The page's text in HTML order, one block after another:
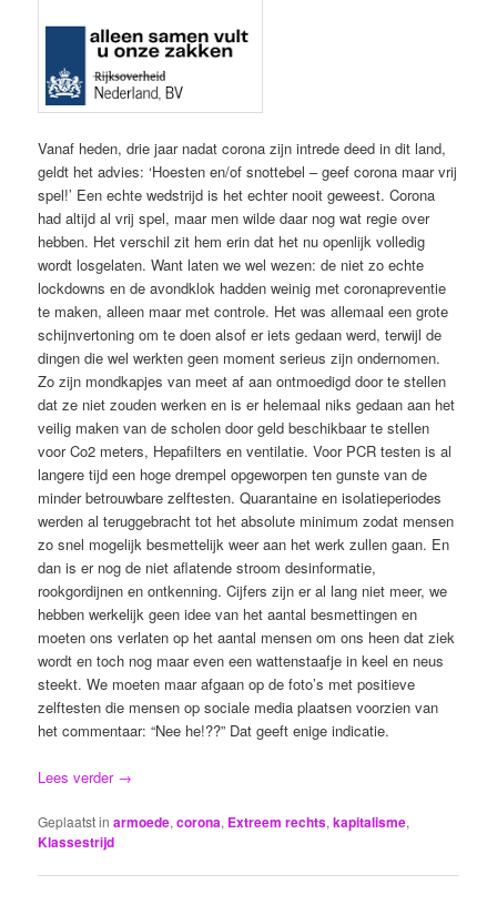
Vanaf heden, drie jaar nadat corona zijn intrede deed in dit land,
geldt het advies: ‘Hoesten en/of snottebel – geef corona maar vrij
spel!’ Een echte wedstrijd is het echter nooit geweest. Corona
had altijd al vrij spel, maar men wilde daar nog wat regie over
hebben. Het verschil zit hem erin dat het nu openlijk volledig
wordt losgelaten. Want laten we wel wezen: de niet zo echte
lockdowns en de avondklok hadden weinig met coronapreventie
te maken, alleen maar met controle. Het was allemaal een grote
schijnvertoning om te doen alsof er iets gedaan werd, terwijl de
dingen die wel werkten geen moment serieus zijn ondernomen.
Zo zijn mondkapjes van meet af aan ontmoedigd door te stellen
dat ze niet zouden werken en is er helemaal niks gedaan aan het
veilig maken van de scholen door geld beschikbaar te stellen
voor Co2 meters, Hepafilters en ventilatie. Voor PCR testen is al
langere tijd een hoge drempel opgeworpen ten gunste van de
minder betrouwbare zelftesten. Quarantaine en isolatieperiodes
werden al teruggebracht tot het absolute minimum zodat mensen
zo snel mogelijk besmettelijk weer aan het werk zullen gaan. En
dan is er nog de niet aflatende stroom desinformatie,
rookgordijnen en ontkenning. Cijfers zijn er al lang niet meer, we
hebben werkelijk geen idee van het aantal besmettingen en
moeten ons verlaten op het aantal mensen om ons heen dat ziek
wordt en toch nog maar even een wattenstaafje in keel en neus
steekt. We moeten maar afgaan op de foto’s met positieve
zelftesten die mensen op sociale media plaatsen voorzien van
het commentaar: “Nee he!??” Dat geeft enige indicatie.
Lees verder →
Geplaatst in armoede,corona, Extreem rechts,kapitalisme,
Klassestrijd